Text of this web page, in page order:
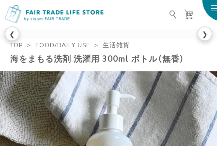
FAIR TRADE LIFE
❮ ❯
TOP FOOD/DAILY USE 生活雑貨
海をまもる洗剤 洗濯用 300ml ボトル（無香）